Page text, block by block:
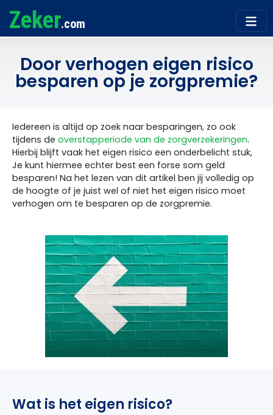
Zeker.com
Door verhogen eigen risico
besparen op je zorgpremie?
Iedereen is altijd op zoek naar besparingen, zo ook
tijdens de overstapperiode van de zorgverzekeringen.
Hierbij blijft vaak het eigen risico een onderbelicht stuk,
Je kunt hiermee echter best een forse som geld
besparen! Na het lezen van dit artikel ben jij volledig op
de hoogte of je juist wel of niet het eigen risico moet
verhogen om te besparen op de zorgpremie.
Wat is het eigen risico?